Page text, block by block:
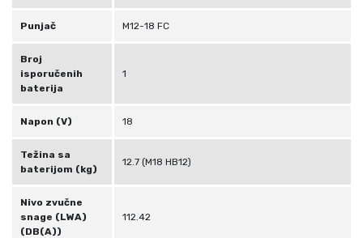
Punjač M12-18 FC
Broj
isporučenih
baterija
1
Napon (V) 18
Težina sa
baterijom (kg)
12.7 (M18 HB12)
Nivo zvučne
snage (LWA)
(DB(A))
112.42